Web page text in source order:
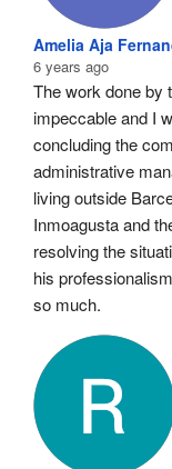
Amelia Aja
6 years ago
The work done by
impeccable and I
concluding the
administrative
living outside
Inmoagusta and
resolving the
his
so much.